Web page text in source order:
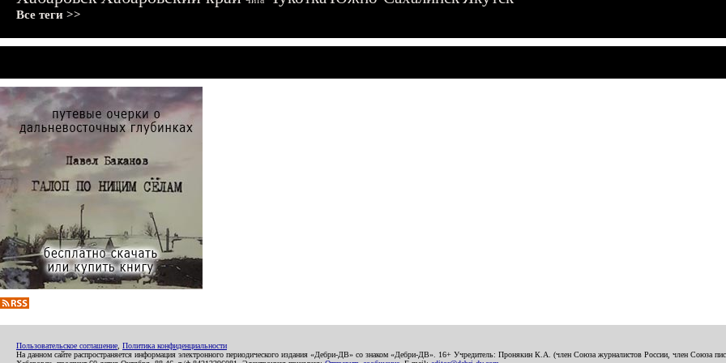
Все теги >>
Пользовательское соглашение Политика конфиденциальности
На данном сайте распространяется информация электронного периодического издания «Дебри-ДВ» со знаком «Дебри-ДВ». 16+ Учредитель: Пронякин К.А. (член Союза журналистов России, член Союза